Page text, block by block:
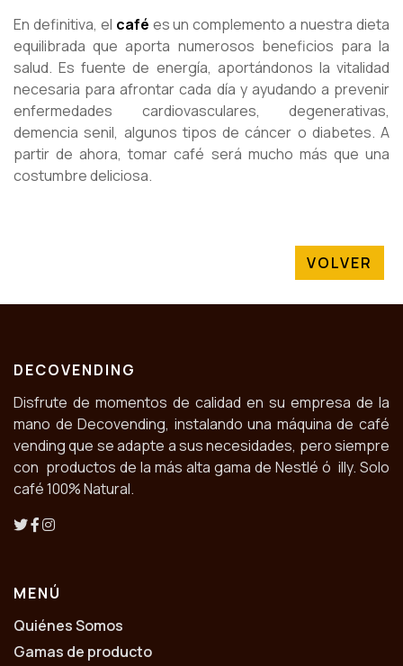
En definitiva, el café es un complemento a nuestra dieta
equilibrada que aporta numerosos beneficios para la
salud. Es fuente de energía, aportándonos la vitalidad
necesaria para afrontar cada día y ayudando a prevenir
enfermedades cardiovasculares, degenerativas,
demencia senil, algunos tipos de cáncer o diabetes. A
partir de ahora, tomar café será mucho más que una
costumbre deliciosa.
VOLVER
DECOVENDING
Disfrute de momentos de calidad en su empresa de la
mano de Decovending, instalando una máquina de café
vending que se adapte a sus necesidades, pero siempre
con productos de la más alta gama de Nestlé ó illy. Solo
café 100% Natural.
MENÚ
Quiénes Somos
Gamas de producto